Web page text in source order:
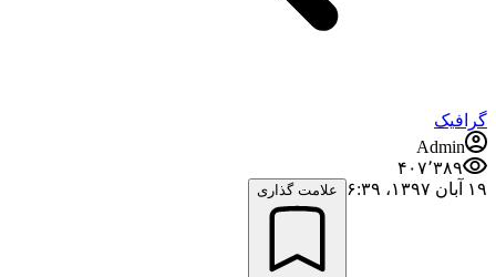
گرافیک
Admin
۴۰۷٬۳۸۹
۱۹ آبان ۱۳۹۷،‏ ۶:۳۹
علامت گذاری